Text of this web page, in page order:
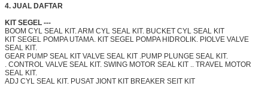
4. JUAL DAFTAR
KIT SEGEL ---
BOOM CYL SEAL KIT. ARM CYL SEAL KIT. BUCKET CYL SEAL KIT
KIT SEGEL POMPA UTAMA. KIT SEGEL POMPA HIDROLIK. PIOLVE VALVE
SEAL KIT.
GEAR PUMP SEAL KIT VALVE SEAL KIT .PUMP PLUNGE SEAL KIT.
. CONTROL VALVE SEAL KIT. SWING MOTOR SEAL KIT .. TRAVEL MOTOR
SEAL KIT.
ADJ CYL SEAL KIT. PUSAT JIONT KIT BREAKER SEIT KIT